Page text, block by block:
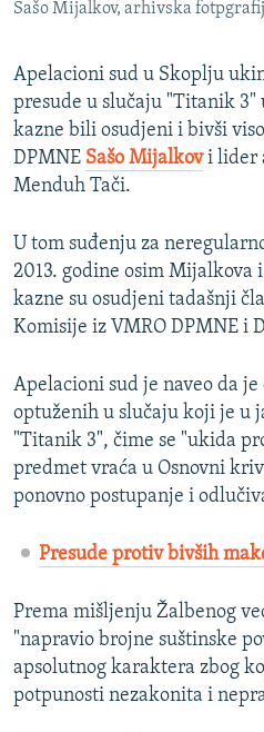
GENOCID U SREBRENICI
POPLAVE I KLIZIŠTA U BIH 2024.
TV LIBERTY
POST SCRIPTUM
MOJA EVROPA
SVE KARTE DEJTONA
NASTANAK I RASPAD JUGOSLAVIJE
Sve RFE/RL stranice
Sašo Mijalkov, arhivska
Apelacioni sud u Skoplju
presude u slučaju "Titanik 3"
kazne bili osudjeni i bivši
DPMNE Sašo Mijalkovi lider
Menduh Tači.
U tom suđenju za
2013. godine osim Mijalkova
kazne su osudjeni tadašnji
Komisije iz VMRO DPMNE i
Apelacioni sud je naveo da
optuženih u slučaju koji je u
"Titanik 3", čime se "ukida
predmet vraća u Osnovni
ponovno postupanje i
Presude protiv bivših
Prema mišljenju Žalbenog
"napravio brojne suštinske
apsolutnog karaktera zbog
potpunosti nezakonita i